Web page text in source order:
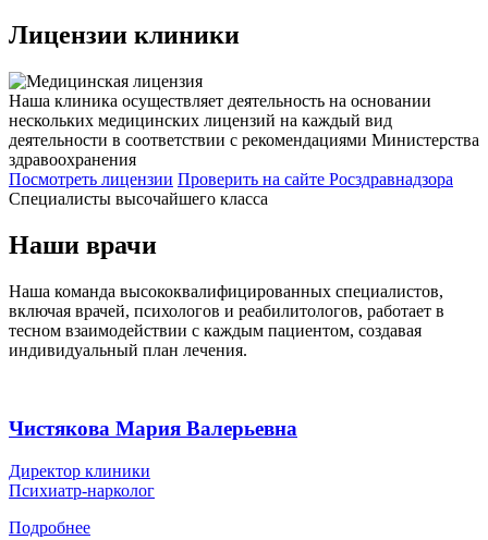
Лицензии клиники
Наша клиника осуществляет деятельность на основании
нескольких медицинских лицензий на каждый вид
деятельности в соответствии с рекомендациями Министерства
здравоохранения
Посмотреть лицензии Проверить на сайте Росздравнадзора
Специалисты высочайшего класса
Наши врачи
Наша команда высококвалифицированных специалистов,
включая врачей, психологов и реабилитологов, работает в
тесном взаимодействии с каждым пациентом, создавая
индивидуальный план лечения.
Чистякова Мария Валерьевна
Директор клиники
Психиатр-нарколог
Подробнее